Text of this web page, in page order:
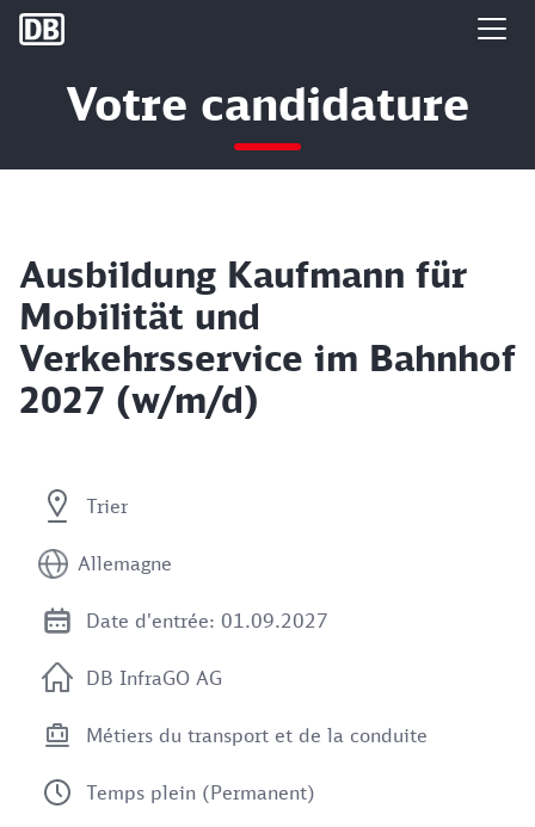
DB Group
Votre candidature
Ausbildung Kaufmann für
Mobilität und
Verkehrsservice im Bahnhof
2027 (w/m/d)
Trier
Allemagne
Date d'entrée: 01.09.2027
DB InfraGO AG
Métiers du transport et de la conduite
Temps plein (Permanent)